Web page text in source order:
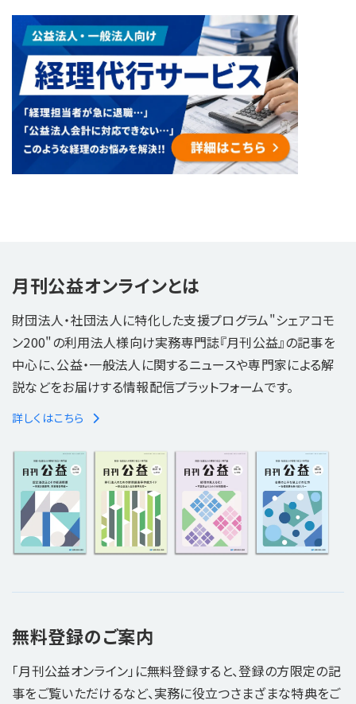
月刊公益オンラインとは
財団法人・社団法人に特化した支援プログラム"シェアコモ
ン200"の利用法人様向け実務専門誌『月刊公益』の記事を
中心に、公益・一般法人に関するニュースや専門家による解
説などをお届けする情報配信プラットフォームです。
詳しくはこちら
無料登録のご案内
「月刊公益オンライン」に無料登録すると、登録の方限定の記
事をご覧いただけるなど、実務に役立つさまざまな特典をご